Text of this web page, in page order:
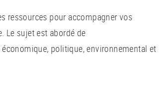
ressources pour accompagner vos
Le sujet est abordé de
politique, environnemental et